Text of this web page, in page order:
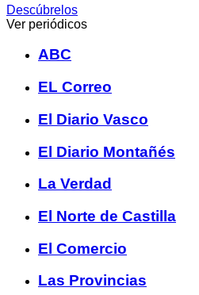
Descúbrelos
Ver periódicos
ABC
EL Correo
El Diario Vasco
El Diario Montañés
La Verdad
El Norte de Castilla
El Comercio
Las Provincias